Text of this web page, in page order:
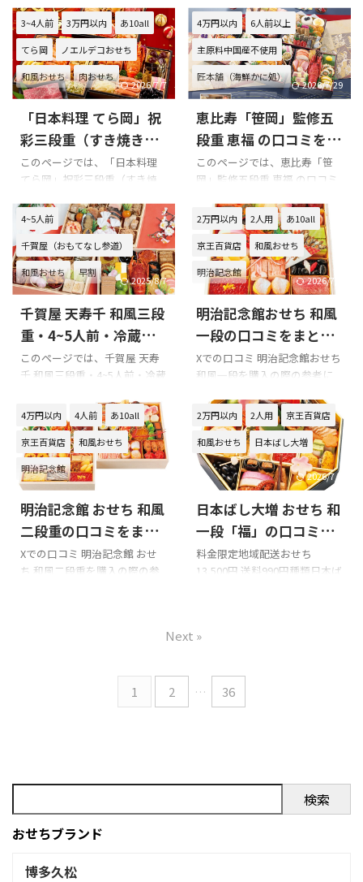
→Instagram 赤坂あじさい 最
上川（個食おせち×2）の悪い
口コミ 赤坂あじさい 最上 ...
の口コミ 悪い口コミ 良い口コ
ミ 東京日本橋「にんべん」和
風おせち 三段重を購入の際の
参考に是非どうぞ!!! 東京日本橋
「にんべん」和風おせち 三段
重のXでの口コミ 東京日本橋
「にんべん」和風おせち 三段
重の悪い口コミ 東京日本橋
重の良い口コミ 東京日本橋
重の味について 東京日本橋
「にんべん」和風おせち 三段
重の味に関する口コミはあり
ませんでした 東京日本橋「に
んべん ...
ます。 Xでの口コミ 悪い口コミ
良い口コミ 日本料理「翠徳
亭」和風おせち（三段重・2人
前）を購入の際の参考に是非
どうぞ!!! 日本料理「翠徳亭」和
風おせち（三段重・2人前）の
Xでの口コミ 日本料理「翠徳
亭」和風おせち（三段重・2人
「翠徳亭」和風おせち（三段
料理「翠徳亭」和風おせち
（三段重・2人前）の味につい
て 日本料理「翠徳亭」和風お
せち（三段重・2人前）の味に
関する口コ ...
3~4人前 3万円以内 あ10all
てら岡 ノエルデコおせち
和風おせち 肉おせち
2026/7/7
「日本料理 てら岡」祝
彩三段重（すき焼き用
セット付き）の口コミ
をまとめてみました!!!
このページでは、「日本料理
てら岡」祝彩三段重（すき焼
紹介します。 Xでの口コミ 「日
本料理 てら岡」祝彩三段重
（すき焼き用セット付き）を
購入の際の参考に是非どうぞ!!!
「日本料理 てら岡」祝彩三段
重（すき焼き用セット付き）
のXでの口コミ 「日本料理 て
ら岡」祝彩三段重（すき焼き
用セット付き）の総合評価 購
入前には日本料理てら岡の他
クしてみてください!!! 以下は
「日本料理 てら岡」祝彩三段
重（すき焼き用セット付き）
商品内容です。
4万円以内 6人前以上
主原料中国産不使用
匠本舗（海鮮かに処）
和風おせち 早割
2026/7/29
恵比寿「笹岡」監修五
段重 恵福 の口コミをま
とめてみました!!!
このページでは、恵比寿「笹
岡」監修五段重 恵福 の口コミ
岡」監修五段重 恵福 を購入の
際の参考に是非どうぞ!!! 恵比寿
「笹岡」監修五段重 恵福 のX
での口コミ 口コミのまとめ 恵
比寿「笹岡」監修五段重 恵福
は2026年新登場なのでXには口
コミはありません!!! 『匠本舗
（海鮮かに処）』の他のおせ
ちの口コミを参考にしてくだ
さい。 以下は恵比寿「笹岡」
す。
4~5人前
千賀屋（おもてなし参道）
和風おせち 早割
2025/8/7
千賀屋 天寿千 和風三段
重・4~5人前・冷蔵の
口コミをまとめてみま
した!!!
このページでは、千賀屋 天寿
千 和風三段重・4~5人前・冷蔵
口コミ 悪い口コミ 良い口コミ
千賀屋 天寿千 和風三段重・
4~5人前・冷蔵を購入の際の参
考に是非どうぞ!!! 千賀屋 天寿
千 和風三段重・4~5人前・冷蔵
のXでの口コミ 千賀屋 天寿千
和風三段重・4~5人前・冷蔵の
悪い口コミ 千賀屋 天寿千 和風
三段重・4~5人前・冷蔵の良い
口コミ 千賀屋 天寿千 和風三段
2万円以内 2人用 あ10all
京王百貨店 和風おせち
明治記念館
2026/7/7
明治記念館おせち 和風
一段の口コミをまとめ
てみました!!!
Xでの口コミ 明治記念館おせち
和風一段を購入の際の参考に
和風一段のXでの口コミ 新年明
けましておめでとうございま
す
☀
2022年もよろしくお
願いいたします。今年は明治記
念館のおせち。綺麗でした。
pic.twitter.com/llWZTi8Jkr—
Taka_1/3 @Ap.Crew
(@3Takapisto) January 1, 2022
色々食べてきたけど、ふきよせ
系クッキー缶で最も好きな明
4万円以内 4人前 あ10all
京王百貨店 和風おせち
明治記念館
明治記念館 おせち 和風
二段重の口コミをまと
めてみました!!!
Xでの口コミ 明治記念館 おせ
ち 和風二段重を購入の際の参
は明治記念館のおせち。綺麗
pic.twitter.com/llWZTi8Jkr—
2万円以内 2人用 京王百貨店
和風おせち 日本ばし大増
2026/7/7
日本ばし大増 おせち 和
一段「福」の口コミを
まとめてみました!!!
料金限定地域配送おせち
13,500円 送料990円種類日本ば
「福」を購入の際の参考に是
ち 和一段「福」のXでの口コミ
秋田新幹線こまち号乗車前の
上野駅でおすすめを尋ねた
ねの折詰。いかメンチや柚子
入り蒲鉾、大増自慢の煮物な
1 2 … 36
Next »
検索
おせちブランド
博多久松